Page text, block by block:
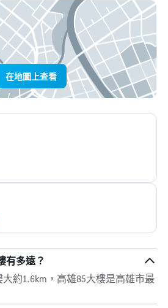
在地圖上查看
有多遠？
約1.6km，高雄85大樓是高雄市最